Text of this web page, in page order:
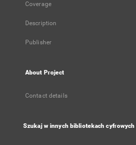
Coverage
Description
Publisher
About Project
Contact details
Szukaj w innych bibliotekach cyfrowych